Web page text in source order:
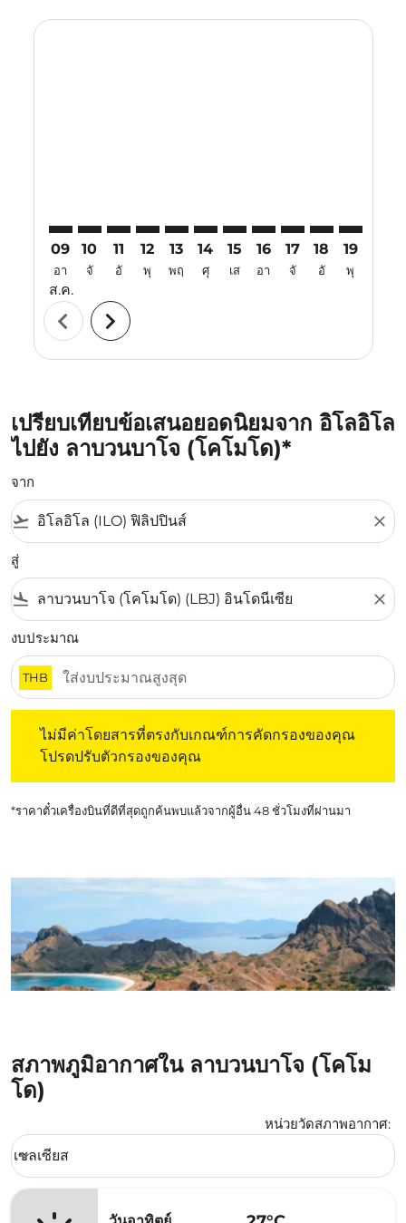
09
อา
ส.ค.
10
จั
11
อั
12
พุ
13
พฤ
14
ศุ
15
เส
16
อา
17
จั
18
อั
19
พุ
chevron_left chevron_right
เปรียบเทียบข้อเสนอยอดนิยมจาก อิโลอิโล
ไปยัง ลาบวนบาโจ (โคโมโด)*
จาก
flight_takeoff close
สู่
flight_land close
งบประมาณ
THB
ไม่มีค่าโดยสารที่ตรงกับเกณฑ์การคัดกรองของคุณ
โปรดปรับตัวกรองของคุณ
*ราคาตั๋วเครื่องบินที่ดีที่สุดถูกค้นพบแล้วจากผู้อื่น 48 ชั่วโมงที่ผ่านมา
สภาพภูมิอากาศใน ลาบวนบาโจ (โคโม
โด)
หน่วยวัดสภาพอากาศ:
Weather unit option เซลเซียส Selected
เซลเซียส
keyboard_arrow_down